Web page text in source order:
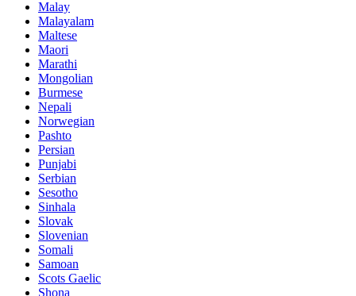
Malay
Malayalam
Maltese
Maori
Marathi
Mongolian
Burmese
Nepali
Norwegian
Pashto
Persian
Punjabi
Serbian
Sesotho
Sinhala
Slovak
Slovenian
Somali
Samoan
Scots Gaelic
Shona